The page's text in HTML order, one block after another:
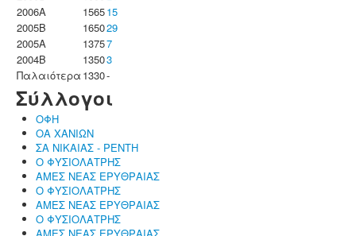
2006A
156515
2005B
165029
2005A
13757
2004B
13503
Παλαιότερα 1330-
Σύλλογοι
ΟΦΗ
ΟΑ ΧΑΝΙΩΝ
ΣΑ ΝΙΚΑΙΑΣ - ΡΕΝΤΗ
Ο ΦΥΣΙΟΛΑΤΡΗΣ
ΑΜΕΣ ΝΕΑΣ ΕΡΥΘΡΑΙΑΣ
Ο ΦΥΣΙΟΛΑΤΡΗΣ
ΑΜΕΣ ΝΕΑΣ ΕΡΥΘΡΑΙΑΣ
Ο ΦΥΣΙΟΛΑΤΡΗΣ